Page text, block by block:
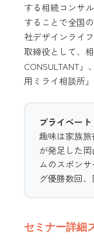
する相続コンサ
することで全国
社デザインライ
取締役として、
CONSULTANT
用ミライ相談所
プライベー
趣味は家族
が発足した
ムのスポン
グ優勝数回、
セミナー詳細